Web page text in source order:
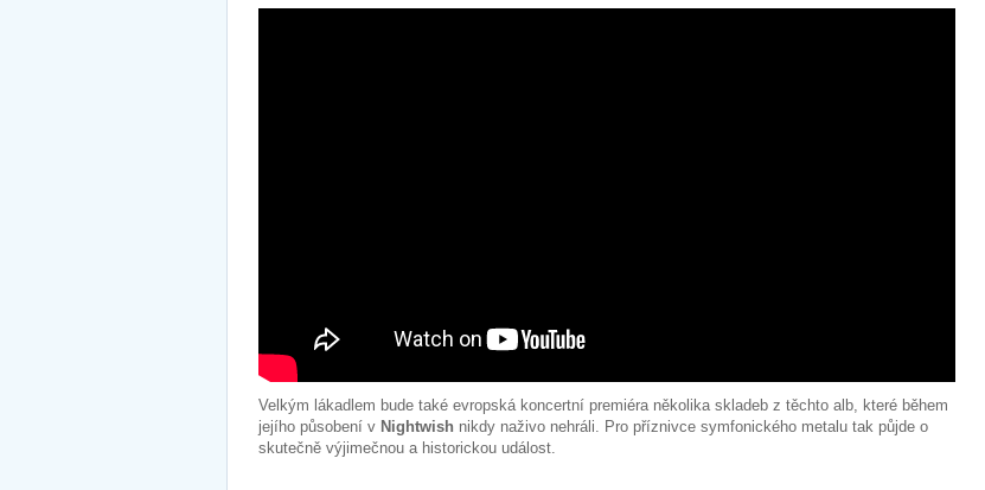
Velkým lákadlem bude také evropská koncertní premiéra několika skladeb z těchto alb, které během
jejího působení v Nightwish nikdy naživo nehráli. Pro příznivce symfonického metalu tak půjde o
skutečně výjimečnou a historickou událost.